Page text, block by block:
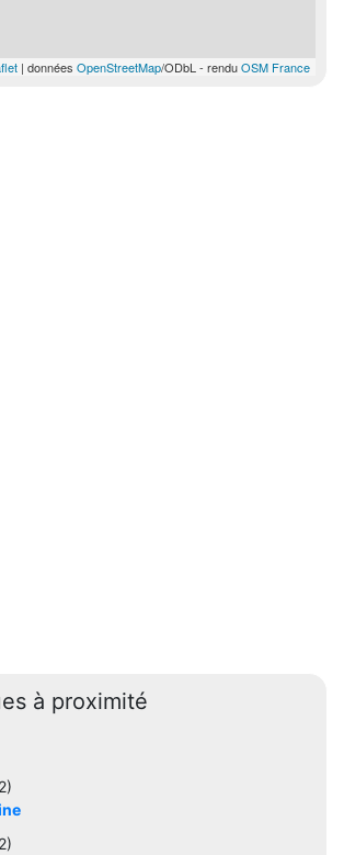
| données OpenStreetMap/ODbL - renduOSM France
à proximité